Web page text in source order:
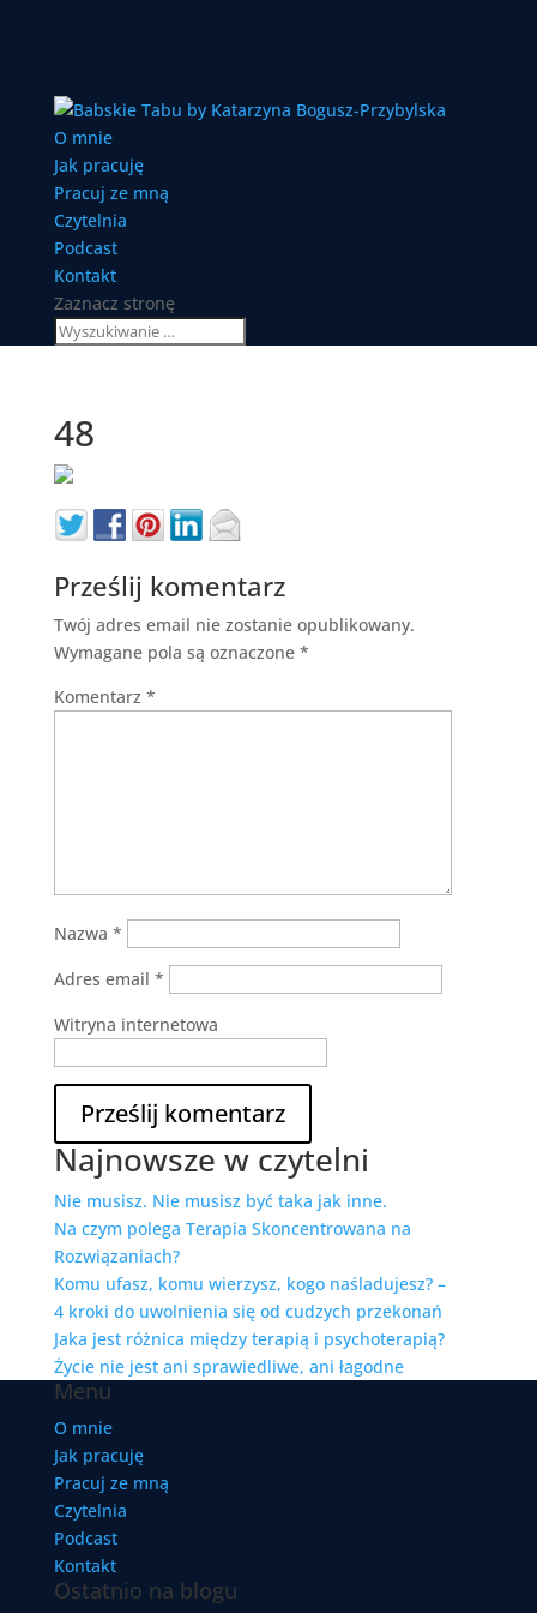
O mnie
Jak pracuję
Pracuj ze mną
Czytelnia
Podcast
Kontakt
Zaznacz stronę
48
Prześlij komentarz
Twój adres email nie zostanie opublikowany.
Wymagane pola są oznaczone *
Komentarz *
Nazwa *
Adres email *
Witryna internetowa
Najnowsze w czytelni
Nie musisz. Nie musisz być taka jak inne.
Na czym polega Terapia Skoncentrowana na
Rozwiązaniach?
Komu ufasz, komu wierzysz, kogo naśladujesz? –
4 kroki do uwolnienia się od cudzych przekonań
Jaka jest różnica między terapią i psychoterapią?
Życie nie jest ani sprawiedliwe, ani łagodne
Menu
O mnie
Jak pracuję
Pracuj ze mną
Czytelnia
Podcast
Kontakt
Ostatnio na blogu